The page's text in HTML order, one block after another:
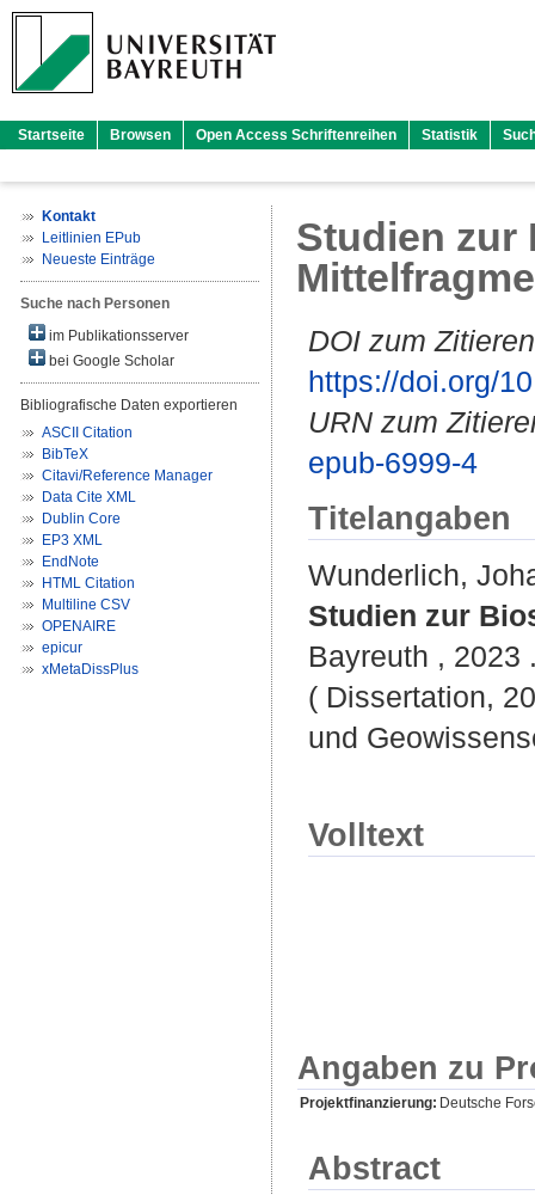
Startseite Browsen Open Access Schriftenreihen Statistik
Kontakt
Leitlinien EPub
Neueste Einträge
Suche nach Personen
im Publikationsserver
bei Google Scholar
Bibliografische Daten exportieren
ASCII Citation
BibTeX
Citavi/Reference Manager
Data Cite XML
Dublin Core
EP3 XML
EndNote
HTML Citation
Multiline CSV
OPENAIRE
epicur
xMetaDissPlus
Studien zur
DOI zum
https://doi.org/
URN zum
epub-6999-4
Titelangaben
Wunderlich,
Studien zur
Bayreuth , 2023
( Dissertation,
und
Volltext
Angaben zu
Projektfinanzierung: Deutsche
Abstract